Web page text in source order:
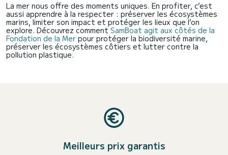
La mer nous offre des moments uniques. En profiter, c’est
aussi apprendre à la respecter : préserver les écosystèmes
marins, limiter son impact et protéger les lieux que l’on
explore. Découvrez comment SamBoat agit aux côtés de la
Fondation de la Mer pour protéger la biodiversité marine,
préserver les écosystèmes côtiers et lutter contre la
pollution plastique.
Meilleurs prix garantis